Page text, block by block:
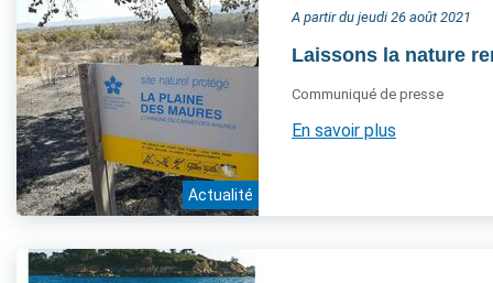
Actualité
A partir du jeudi 26 août 2021
Laissons la nature
Communiqué de presse
En savoir plus